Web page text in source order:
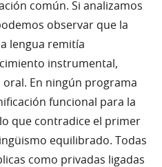
común. Si analizamos
observar que la
lengua remitía
instrumental,
En ningún programa
funcional para la
que contradice el primer
equilibrado. Todas
como privadas ligadas